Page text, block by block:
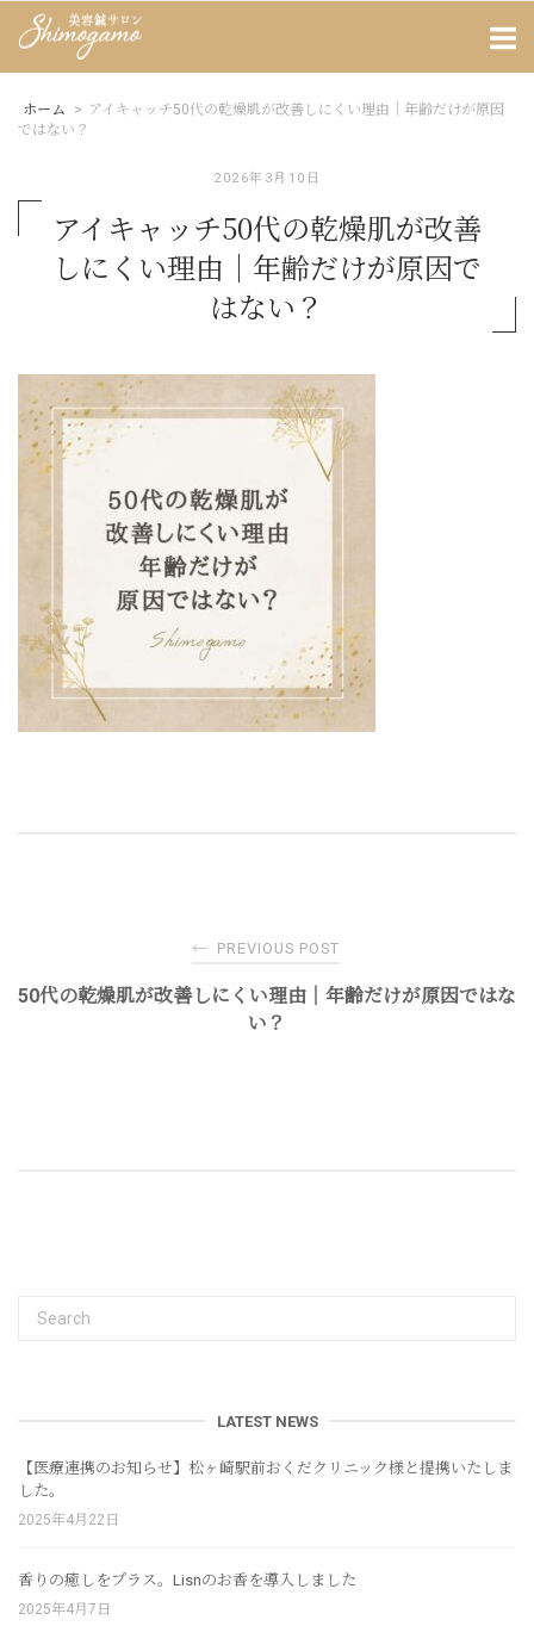
content
Home
ホーム > アイキャッチ50代の乾燥肌が改善しにくい理由｜年齢だけが原因
ではない？
2026年3月10日
アイキャッチ50代の乾燥肌が改善
しにくい理由｜年齢だけが原因で
はない？
← PREVIOUS POST
50代の乾燥肌が改善しにくい理由｜年齢だけが原因ではな
い？
LATEST NEWS
【医療連携のお知らせ】松ヶ崎駅前おくだクリニック様と提携いたしま
した。
2025年4月22日
香りの癒しをプラス。Lisnのお香を導入しました
2025年4月7日